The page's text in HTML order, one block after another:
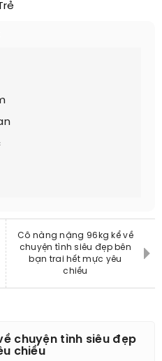
Cô nàng nặng 96kg kể về
chuyện tình siêu đẹp bên
bạn trai hết mực yêu
chiều
chuyện tình siêu đẹp
chiều